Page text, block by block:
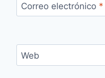
Correo electrónico *
Web